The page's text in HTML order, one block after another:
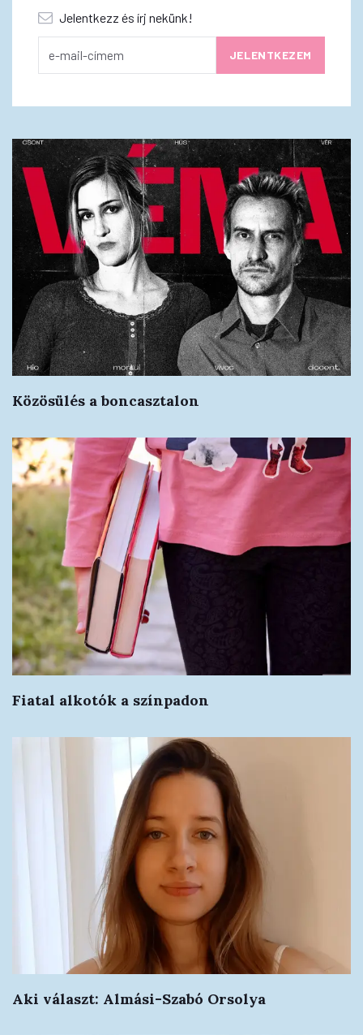
Jelentkezz és írj nekünk!
Közösülés a boncasztalon
Fiatal alkotók a színpadon
Aki választ: Almási-Szabó Orsolya